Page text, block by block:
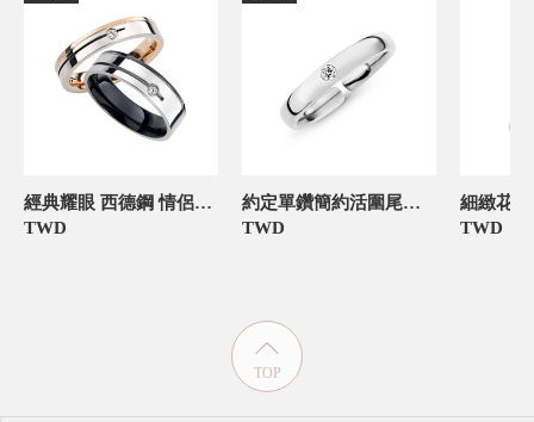
經典耀眼 西德鋼 情侶對戒-官網限定
TWD
約定單鑽簡約活圍尾戒 925純銀 女款戒指
TWD
TWD
TOP